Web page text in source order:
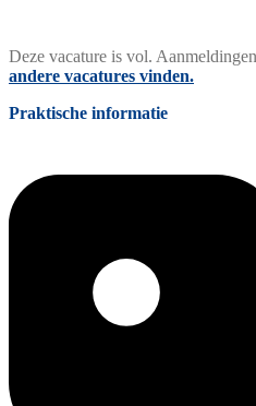
Deze vacature is vol.
andere vacatures vinden.
Praktische informatie